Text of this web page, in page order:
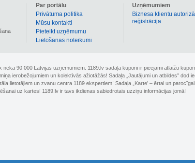
Uzņēmumiem
Biznesa klientu
reģistrācija
Par portālu
Privātuma politika
Mūsu kontakti
Pieteikt uzņēmumu
Lietošanas noteikumi
90 000 Latvijas uzņēmumiem. 1189.lv sadaļā kuponi ir pieejami atlaižu
ierobežojumiem un kolektīvās ažiotāžās! Sadaļa „Jautājumi un atbildes” dod
lietotājiem un zvanu centra 1189 ekspertiem! Sadaļa „Karte’ – ērtai un
uz kartes! 1189.lv ir tavs ikdienas sabiedrotais uzziņu informācijas jomā!